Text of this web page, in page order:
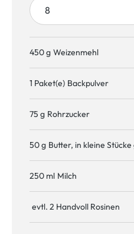
450 g Weizenmehl
1 Paket(e) Backpulver
75 g Rohrzucker
50 g Butter, in kleine
250 ml Milch
evtl. 2 Handvoll Rosinen